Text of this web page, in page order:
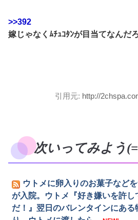
>>392
嫁じゃなくﾑﾁｭｺﾀﾝが目当てなんだ
引用元: http://
次いってみよう
ウトメに卵入りのお菓子など
が入院。ウトメ『好き嫌いを許
だ！』翌日のバレンタインにあ